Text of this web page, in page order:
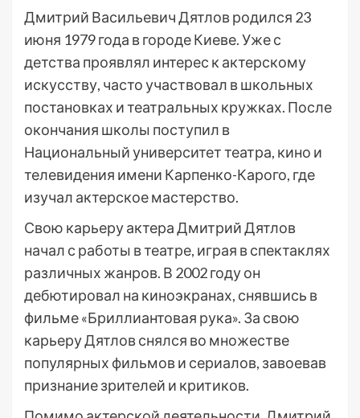
Дмитрий Васильевич Дятлов родился 23
июня 1979 года в городе Киеве. Уже с
детства проявлял интерес к актерскому
искусству, часто участвовал в школьных
постановках и театральных кружках. После
окончания школы поступил в
Национальный университет театра, кино и
телевидения имени Карпенко-Карого, где
изучал актерское мастерство.
Свою карьеру актера Дмитрий Дятлов
начал с работы в театре, играя в спектаклях
различных жанров. В 2002 году он
дебютировал на киноэкранах, снявшись в
фильме «Бриллиантовая рука». За свою
карьеру Дятлов снялся во множестве
популярных фильмов и сериалов, завоевав
признание зрителей и критиков.